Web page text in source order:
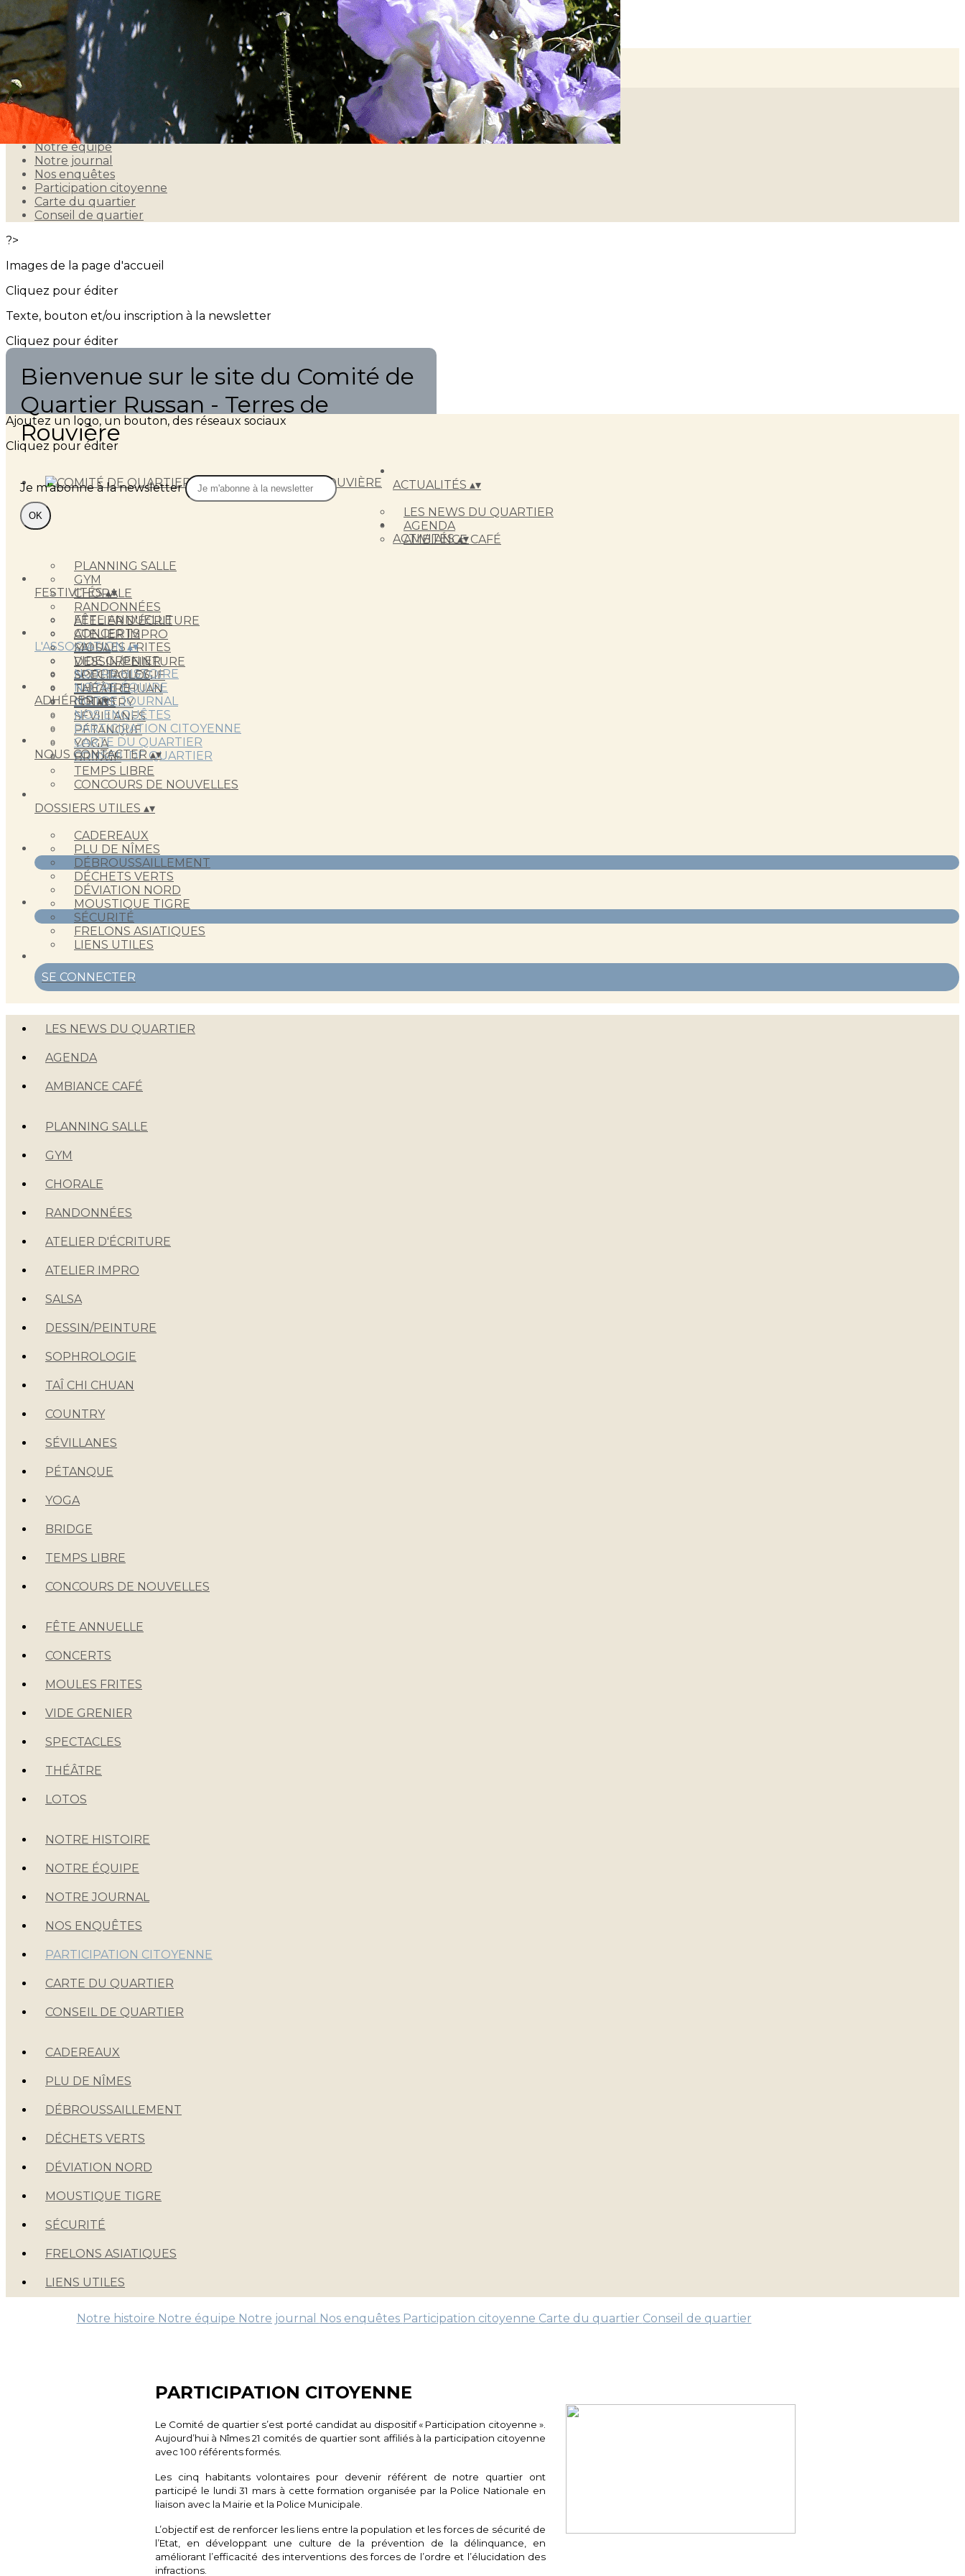
Exporter les lignes sélectionnées
Exporter toutes les colonnes
Exporter uniquement les colonnes affichées
Menu
<
>
Notre histoire
Notre équipe
Notre journal
Nos enquêtes
Participation citoyenne
Carte du quartier
Conseil de quartier
?>
Images de la page d'accueil
Cliquez pour éditer
Texte, bouton et/ou inscription à la newsletter
Cliquez pour éditer
Bienvenue sur le site du Comité de
Quartier Russan - Terres de
Rouvière
Je m'abonne à la newsletter
OK
Ajoutez un logo, un bouton, des réseaux sociaux
Cliquez pour éditer
ACTUALITÉS ▴▾
LES NEWS DU QUARTIER
AGENDA
AMBIANCE CAFÉ
ACTIVITÉS▴▾
PLANNING SALLE
GYM
CHORALE
RANDONNÉES
ATELIER D'ÉCRITURE
ATELIER IMPRO
SALSA
DESSIN/PEINTURE
SOPHROLOGIE
TAÎ CHI CHUAN
COUNTRY
SÉVILLANES
PÉTANQUE
YOGA
BRIDGE
TEMPS LIBRE
CONCOURS DE NOUVELLES
FESTIVITÉS▴▾
FÊTE ANNUELLE
CONCERTS
MOULES FRITES
VIDE GRENIER
SPECTACLES
THÉÂTRE
LOTOS
L'ASSOCIATION▴▾
NOTRE HISTOIRE
NOTRE ÉQUIPE
NOTRE JOURNAL
NOS ENQUÊTES
PARTICIPATION CITOYENNE
CARTE DU QUARTIER
CONSEIL DE QUARTIER
ADHÉRER▴▾
NOUS CONTACTER▴▾
DOSSIERS UTILES ▴▾
CADEREAUX
PLU DE NÎMES
DÉBROUSSAILLEMENT
DÉCHETS VERTS
DÉVIATION NORD
MOUSTIQUE TIGRE
SÉCURITÉ
FRELONS ASIATIQUES
LIENS UTILES
SE CONNECTER
LES NEWS DU QUARTIER
AGENDA
AMBIANCE CAFÉ
PLANNING SALLE
GYM
CHORALE
RANDONNÉES
ATELIER D'ÉCRITURE
ATELIER IMPRO
SALSA
DESSIN/PEINTURE
SOPHROLOGIE
TAÎ CHI CHUAN
COUNTRY
SÉVILLANES
PÉTANQUE
YOGA
BRIDGE
TEMPS LIBRE
CONCOURS DE NOUVELLES
FÊTE ANNUELLE
CONCERTS
MOULES FRITES
VIDE GRENIER
SPECTACLES
THÉÂTRE
LOTOS
NOTRE HISTOIRE
NOTRE ÉQUIPE
NOTRE JOURNAL
NOS ENQUÊTES
PARTICIPATION CITOYENNE
CARTE DU QUARTIER
CONSEIL DE QUARTIER
CADEREAUX
PLU DE NÎMES
DÉBROUSSAILLEMENT
DÉCHETS VERTS
DÉVIATION NORD
MOUSTIQUE TIGRE
SÉCURITÉ
FRELONS ASIATIQUES
LIENS UTILES
Notre histoire Notre équipe Notre journal Nos enquêtes Participation citoyenne Carte du quartier Conseil de quartier
PARTICIPATION CITOYENNE
Le Comité de quartier s’est porté candidat au dispositif « Participation citoyenne ».
Aujourd’hui à Nîmes 21 comités de quartier sont affiliés à la participation citoyenne
avec 100 référents formés.
Les cinq habitants volontaires pour devenir référent de notre quartier ont
participé le lundi 31 mars à cette formation organisée par la Police Nationale en
liaison avec la Mairie et la Police Municipale.
L’objectif est de renforcer les liens entre la population et les forces de sécurité de
l’Etat, en développant une culture de la prévention de la délinquance, en
améliorant l’efficacité des interventions des forces de l’ordre et l’élucidation des
infractions.